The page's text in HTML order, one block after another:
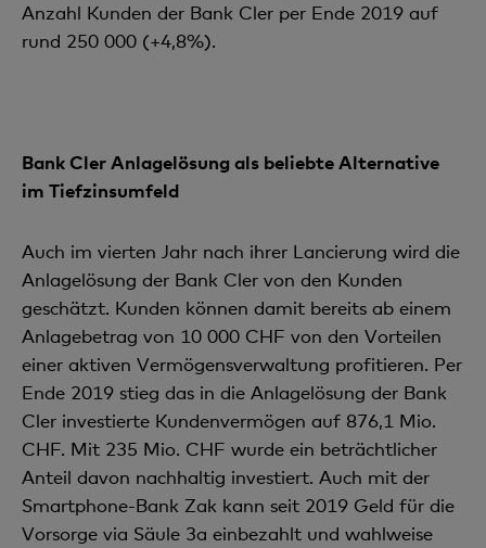
Anzahl Kunden der Bank Cler per Ende 2019 auf
rund 250 000 (+4,8%).
Bank Cler Anlagelösung als beliebte Alternative
im Tiefzinsumfeld
Auch im vierten Jahr nach ihrer Lancierung wird die
Anlagelösung der Bank Cler von den Kunden
geschätzt. Kunden können damit bereits ab einem
Anlagebetrag von 10 000 CHF von den Vorteilen
einer aktiven Vermögensverwaltung profitieren. Per
Ende 2019 stieg das in die Anlagelösung der Bank
Cler investierte Kundenvermögen auf 876,1 Mio.
CHF. Mit 235 Mio. CHF wurde ein beträchtlicher
Anteil davon nachhaltig investiert. Auch mit der
Smartphone-Bank Zak kann seit 2019 Geld für die
Vorsorge via Säule 3a einbezahlt und wahlweise